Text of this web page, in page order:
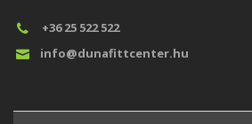
+36 25 522 522
info@dunafittcenter.hu